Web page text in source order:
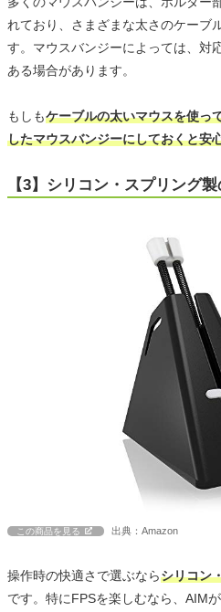
れており、さまざまな太さのケーブ
す。マウスバンジーによっては、対
ある場合があります。
もしもケーブルの太いマウスを使っ
したマウスバンジーにしておくと安
【3】シリコン・スプリング
この商品を見る 出典：Amazon
操作時の快適さで選ぶならシリコン
です。特にFPSを楽しむなら、AIM